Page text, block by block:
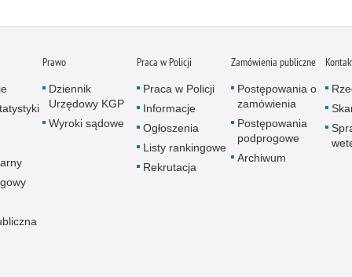
Prawo
Dziennik
Urzędowy KGP
Wyroki sądowe
Praca w Policji
Praca w Policji
Informacje
Ogłoszenia
Listy rankingowe
Rekrutacja
Zamówienia publiczne
Postępowania o
zamówienia
Postępowania
podprogowe
Archiwum